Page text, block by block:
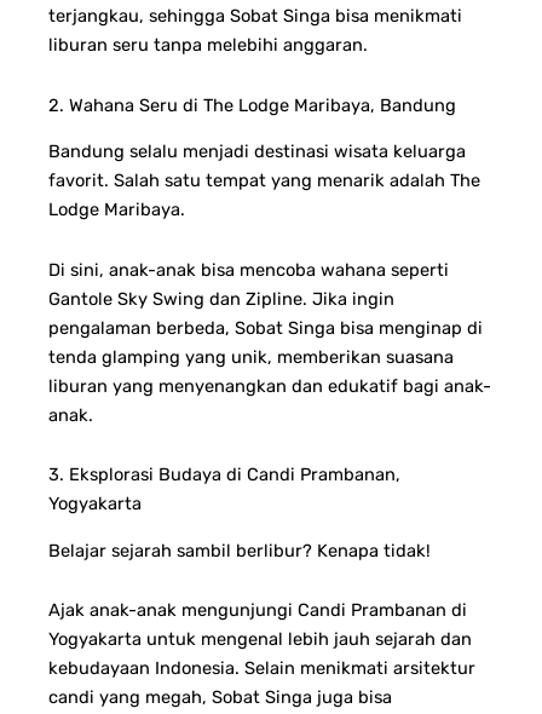
terjangkau, sehingga Sobat Singa bisa menikmati
liburan seru tanpa melebihi anggaran.
2. Wahana Seru di The Lodge Maribaya, Bandung
Bandung selalu menjadi destinasi wisata keluarga
favorit. Salah satu tempat yang menarik adalah The
Lodge Maribaya.
Di sini, anak-anak bisa mencoba wahana seperti
Gantole Sky Swing dan Zipline. Jika ingin
pengalaman berbeda, Sobat Singa bisa menginap di
tenda glamping yang unik, memberikan suasana
liburan yang menyenangkan dan edukatif bagi anak-
anak.
3. Eksplorasi Budaya di Candi Prambanan,
Yogyakarta
Belajar sejarah sambil berlibur? Kenapa tidak!
Ajak anak-anak mengunjungi Candi Prambanan di
Yogyakarta untuk mengenal lebih jauh sejarah dan
kebudayaan Indonesia. Selain menikmati arsitektur
candi yang megah, Sobat Singa juga bisa